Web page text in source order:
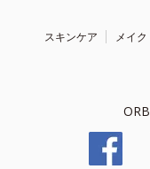
スキンケア メイク